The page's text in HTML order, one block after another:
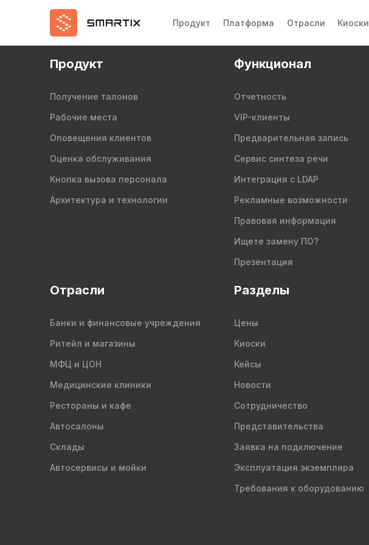
Продукт Платформа Отрасли Киоски
Продукт
Получение талонов
Рабочие места
Оповещения клиентов
Оценка обслуживания
Кнопка вызова персонала
Архитектура и технологии
Функционал
Отчетность
VIP-клиенты
Предварительная запись
Сервис синтеза речи
Интеграция с LDAP
Рекламные возможности
Правовая информация
Ищете замену ПО?
Презентация
Отрасли
Банки и финансовые учреждения
Ритейл и магазины
МФЦ и ЦОН
Медицинские клиники
Рестораны и кафе
Автосалоны
Склады
Автосервисы и мойки
Разделы
Цены
Киоски
Кейсы
Новости
Сотрудничество
Представительства
Заявка на подключение
Эксплуатация экземпляра
Требования к оборудованию